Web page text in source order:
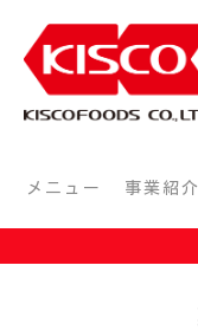
メニュー 事業紹介